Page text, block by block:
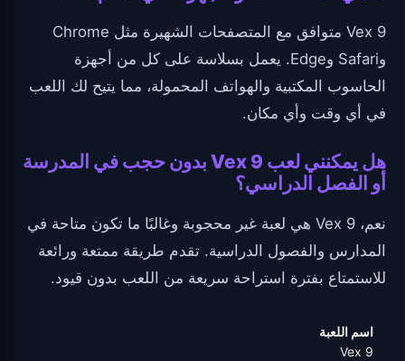
Vex 9 متوافق مع المتصفحات الشهيرة مثل Chrome
وSafari وEdge. يعمل بسلاسة على كل من أجهزة
الحاسوب المكتبية والهواتف المحمولة، مما يتيح لك اللعب
في أي وقت وأي مكان.
هل يمكنني لعب Vex 9 بدون حجب في المدرسة
أو الفصل الدراسي؟
نعم، Vex 9 هي لعبة غير محجوبة وغالبًا ما تكون متاحة في
المدارس والفصول الدراسية. تقدم طريقة ممتعة ورائعة
للاستمتاع بفترة استراحة سريعة من اللعب بدون قيود.
اسم اللعبة
Vex 9